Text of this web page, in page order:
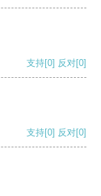
支持[0] 反对[0]
支持[0] 反对[0]